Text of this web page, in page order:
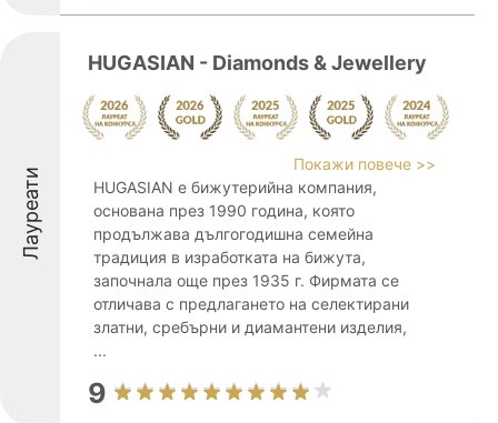
Лауреати
HUGASIAN - Diamonds & Jewellery
Покажи повече >>
HUGASIAN е бижутерийна компания,
основана през 1990 година, която
продължава дългогодишна семейна
традиция в изработката на бижута,
започнала още през 1935 г. Фирмата се
отличава с предлагането на селектирани
златни, сребърни и диамантени изделия,
...
9